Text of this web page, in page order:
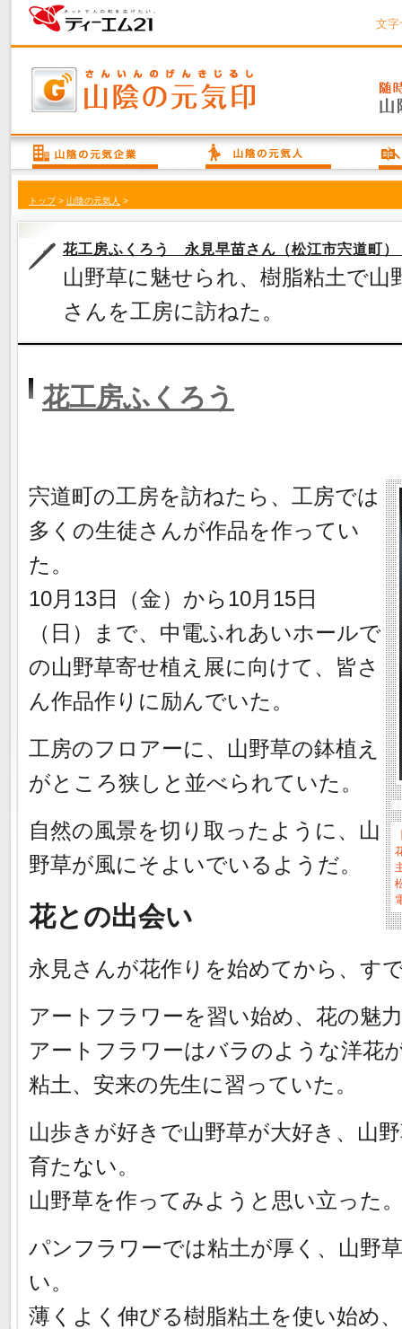
文字
トップ> 山陰の元気人 >
花工房ふくろう 永見早苗さん（松江市宍道町）
山野草に魅せられ、樹脂粘土で
さんを工房に訪ねた。
花工房ふくろう
宍道町の工房を訪ねたら、工房では
多くの生徒さんが作品を作ってい
た。
10月13日（金）から10月15日
（日）まで、中電ふれあいホールで
の山野草寄せ植え展に向けて、皆さ
ん作品作りに励んでいた。
工房のフロアーに、山野草の鉢植え
がところ狭しと並べられていた。
自然の風景を切り取ったように、山
野草が風にそよいでいるようだ。
花との出会い
永見さんが花作りを始めてから、す
アートフラワーを習い始め、花の魅
アートフラワーはバラのような洋花
粘土、安来の先生に習っていた。
山歩きが好きで山野草が大好き、山
育たない。
山野草を作ってみようと思い立った
パンフラワーでは粘土が厚く、山野
い。
薄くよく伸びる樹脂粘土を使い始め